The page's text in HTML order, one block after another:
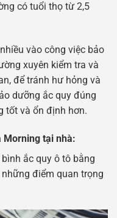
có tuổi thọ từ 2,5
vào công việc bảo
xuyên kiểm tra và
để tránh hư hỏng và
dưỡng ắc quy đúng
tốt và ổn định hơn.
Morning tại nhà:
ắc quy ô tô bằng
điểm quan trọng